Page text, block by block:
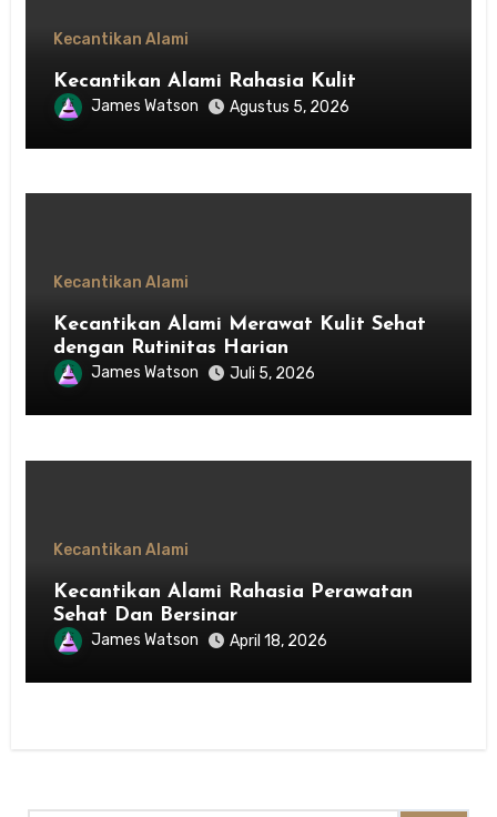
Kecantikan Alami
Kecantikan Alami Rahasia Kulit
James Watson Agustus 5, 2026
Kecantikan Alami
Kecantikan Alami Merawat Kulit Sehat
dengan Rutinitas Harian
James Watson Juli 5, 2026
Kecantikan Alami
Kecantikan Alami Rahasia Perawatan
Sehat Dan Bersinar
James Watson April 18, 2026